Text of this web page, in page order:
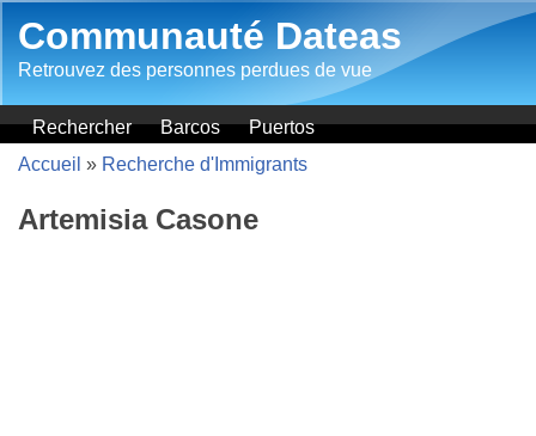
Communauté Dateas
Retrouvez des personnes perdues de vue
Rechercher Barcos
Puertos
Accueil » Recherche d'Immigrants
Artemisia Casone